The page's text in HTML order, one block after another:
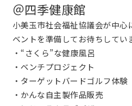
＠四季健康館
小美玉市社会福祉協議会が中心
ベントを準備してお待ちしてい
・“さくら”な健康風呂
・ベンチプロジェクト
・ターゲットバードゴルフ体験
・かんな自主製作品販売